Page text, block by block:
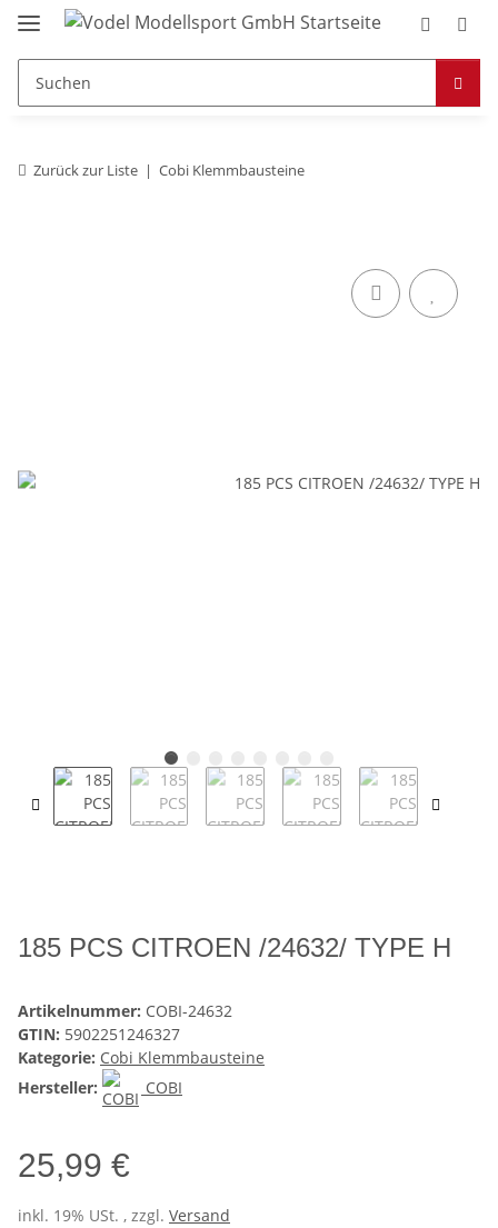
Zurück zur Liste Cobi Klemmbausteine
185 PCS CITROEN /24632/ TYPE H
Artikelnummer: COBI-24632
GTIN: 5902251246327
Kategorie: Cobi Klemmbausteine
Hersteller:
COBI
25,99 €
inkl. 19% USt. , zzgl. Versand